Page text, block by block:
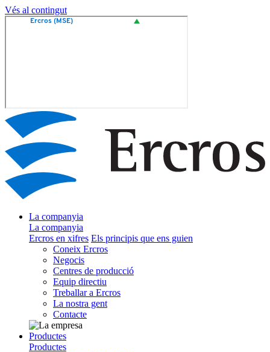
Vés al contingut
La companyia
La companyia
Ercros en xifres Els principis que ens guien
Coneix Ercros
Negocis
Centres de producció
Equip directiu
Treballar a Ercros
La nostra gent
Contacte
Productes
Productes